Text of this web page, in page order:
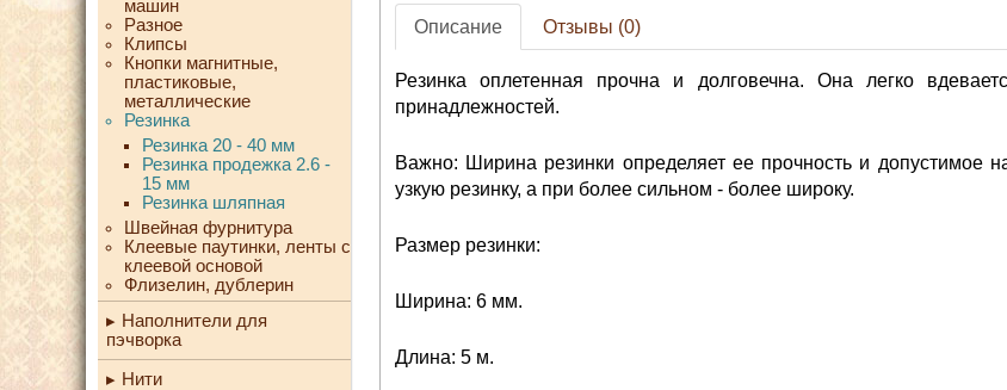
машин
Разное
Клипсы
Кнопки магнитные,
пластиковые,
металлические
Резинка
Резинка 20 - 40 мм
Резинка продежка 2.6 -
15 мм
Резинка шляпная
Швейная фурнитура
Клеевые паутинки, ленты с
клеевой основой
Флизелин, дублерин
Наполнители для
пэчворка
Нити
Описание Отзывы (0)
Резинка оплетенная прочна и долговечна. Она легко
принадлежностей.
Важно: Ширина резинки определяет ее прочность и допустимое
узкую резинку, а при более сильном - более широку.
Размер резинки:
Ширина: 6 мм.
Длина: 5 м.